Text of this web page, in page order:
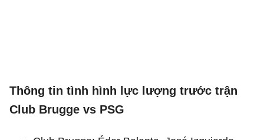
Thông tin tình hình lực lượng trước trận
Club Brugge vs PSG